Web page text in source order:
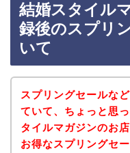
結婚スタイル
録後のスプリ
いて
スプリングセールな
ていて、ちょっと思
タイルマガジンのお
お得なスプリングセ